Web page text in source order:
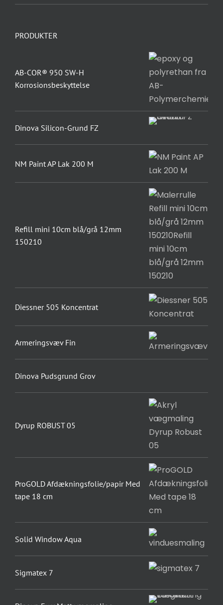
PRODUKTER
AB-COR® 950 SW-H
Korrosionsbeskyttelse
Dinova Silicon-Grund FZ
NM Paint AP Lak 200 M
Refill mini 10cm blå/grå 12mm
150210
Diessner 505 Koncentrat
Armeringsvæv Fin
Dinova Pudsgrund Grov
Dyrup ROBUST 05
ProGOLD Afdækningsfolie/papir Med
tape 18 cm
Solid Window Aqua
Sigmatex 7